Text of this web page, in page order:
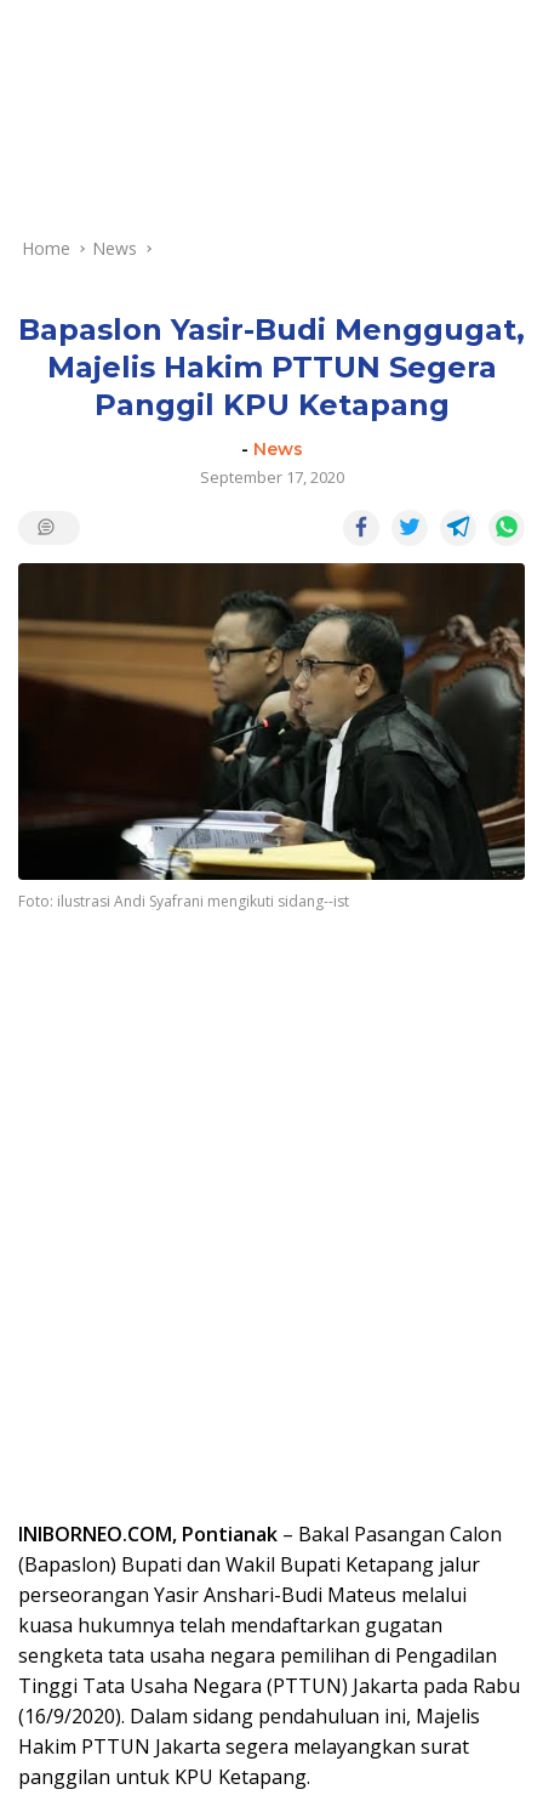
Home News
Bapaslon Yasir-Budi Menggugat,
Majelis Hakim PTTUN Segera
Panggil KPU Ketapang
- News
September 17, 2020
Foto: ilustrasi Andi Syafrani mengikuti sidang--ist
INIBORNEO.COM, Pontianak – Bakal Pasangan Calon
(Bapaslon) Bupati dan Wakil Bupati Ketapang jalur
perseorangan Yasir Anshari-Budi Mateus melalui
kuasa hukumnya telah mendaftarkan gugatan
sengketa tata usaha negara pemilihan di Pengadilan
Tinggi Tata Usaha Negara (PTTUN) Jakarta pada Rabu
(16/9/2020). Dalam sidang pendahuluan ini, Majelis
Hakim PTTUN Jakarta segera melayangkan surat
panggilan untuk KPU Ketapang.